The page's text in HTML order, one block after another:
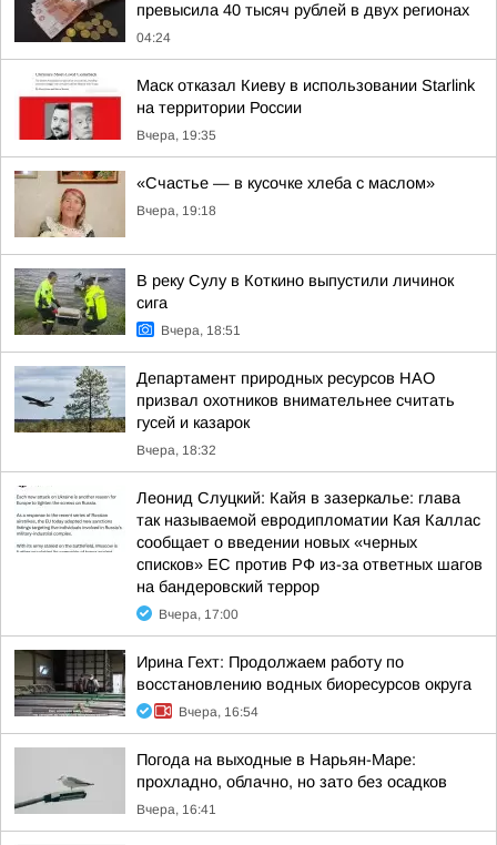
превысила 40 тысяч рублей в двух регионах
04:24
Маск отказал Киеву в использовании Starlink
на территории России
Вчера, 19:35
«Счастье — в кусочке хлеба с маслом»
Вчера, 19:18
В реку Сулу в Коткино выпустили личинок
сига
Вчера, 18:51
Департамент природных ресурсов НАО
призвал охотников внимательнее считать
гусей и казарок
Вчера, 18:32
Леонид Слуцкий: Кайя в зазеркалье: глава
так называемой евродипломатии Кая Каллас
сообщает о введении новых «черных
списков» ЕС против РФ из-за ответных шагов
на бандеровский террор
Вчера, 17:00
Ирина Гехт: Продолжаем работу по
восстановлению водных биоресурсов округа
Вчера, 16:54
Погода на выходные в Нарьян-Маре:
прохладно, облачно, но зато без осадков
Вчера, 16:41